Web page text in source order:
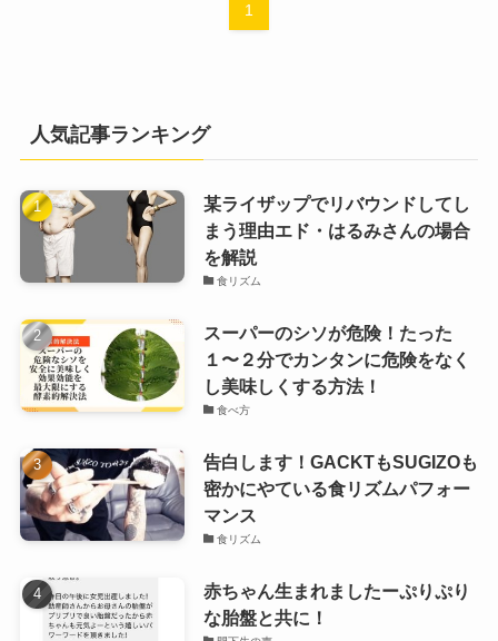
1
人気記事ランキング
某ライザップでリバウンドしてし
まう理由エド・はるみさんの場合
を解説
食リズム
スーパーのシソが危険！たった
１〜２分でカンタンに危険をなく
し美味しくする方法！
食べ方
告白します！GACKTもSUGIZOも
密かにやている食リズムパフォー
マンス
食リズム
赤ちゃん生まれましたーぷりぷり
な胎盤と共に！